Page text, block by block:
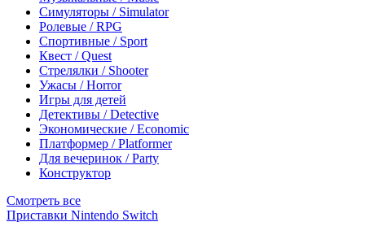
Симуляторы / Simulator
Ролевые / RPG
Спортивные / Sport
Квест / Quest
Стрелялки / Shooter
Ужасы / Horror
Игры для детей
Детективы / Detective
Экономические / Economic
Платформер / Platformer
Для вечеринок / Party
Конструктор
Смотреть все
Приставки Nintendo Switch